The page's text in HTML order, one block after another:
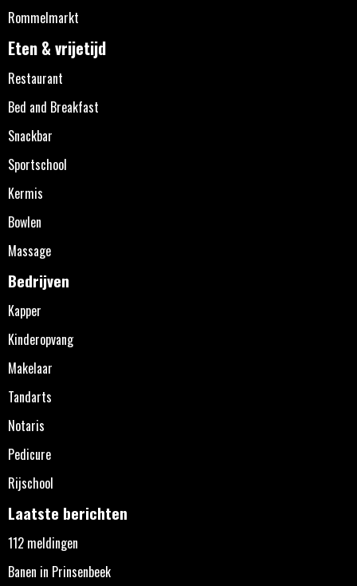
Rommelmarkt
Eten & vrijetijd
Restaurant
Bed and Breakfast
Snackbar
Sportschool
Kermis
Bowlen
Massage
Bedrijven
Kapper
Kinderopvang
Makelaar
Tandarts
Notaris
Pedicure
Rijschool
Laatste berichten
112 meldingen
Banen in Prinsenbeek